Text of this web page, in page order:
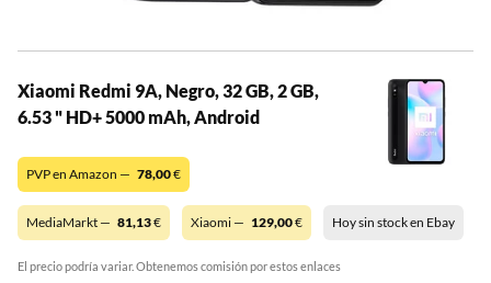
Xiaomi Redmi 9A, Negro, 32 GB, 2 GB,
6.53 " HD+ 5000 mAh, Android
PVP en Amazon — 78,00€
MediaMarkt — 81,13€ Xiaomi — 129,00€ Hoy sin stock en Ebay
El precio podría variar. Obtenemos comisión por estos enlaces